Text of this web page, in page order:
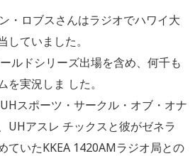
・ロブスさんはラジオでハワイ大
ていました。
ルドシリーズ出場を含め、何千も
実況しま した。
スポーツ・サークル・オブ・オナ
UHアスレ チックスと彼がゼネラ
ていたKKEA 1420AMラジオ局との